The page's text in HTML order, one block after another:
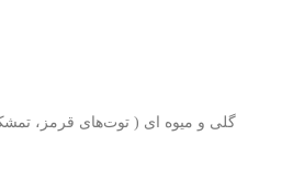
گلی و میوه ای ( توت‌های قرمز،